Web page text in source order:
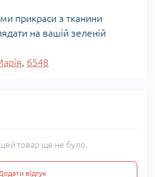
прикраси з тканини
на вашій зеленій
, 6548
цей товар ще не було.
відгук